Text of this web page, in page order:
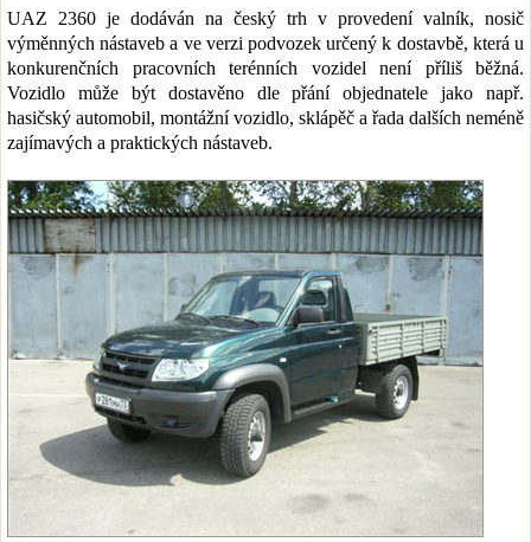
UAZ 2360 je dodáván na český trh v provedení valník, nosič
výměnných nástaveb a ve verzi podvozek určený k dostavbě, která u
konkurenčních pracovních terénních vozidel není příliš běžná.
Vozidlo může být dostavěno dle přání objednatele jako např.
hasičský automobil, montážní vozidlo, sklápěč a řada dalších neméně
zajímavých a praktických nástaveb.